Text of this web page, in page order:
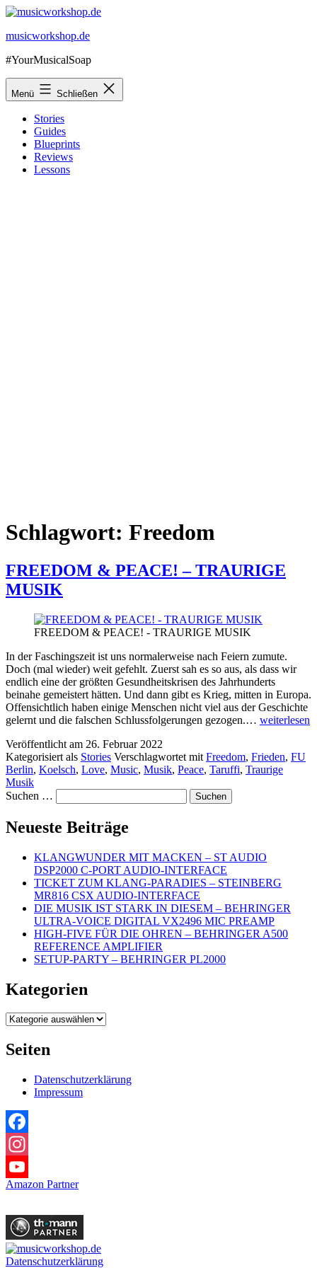
Zum
springen
musicworkshop.de
#YourMusicalSoap
Menü Schließen
Stories
Guides
Blueprints
Reviews
Lessons
Schlagwort: Freedom
FREEDOM & PEACE! – TRAURIGE
MUSIK
FREEDOM & PEACE! - TRAURIGE MUSIK
In der Faschingszeit ist uns normalerweise nach Feiern zumute.
Doch (mal wieder) weit gefehlt. Zuerst sah es so aus, als dass wir
endlich eine der größten Gesundheitskrisen des Jahrhunderts
beinahe gemeistert hätten. Und dann gibt es Krieg, mitten in Europa.
Offensichtlich haben einige Menschen nicht viel aus der Geschichte
gelernt und die falschen Schlussfolgerungen gezogen.… FREEDOM
–
TRAURIGE
weiterlesen
Veröffentlicht am 26. Februar 2022
Kategorisiert als Stories Verschlagwortet mit Freedom, Frieden, FU
Berlin, Koelsch, Love, Music, Musik, Peace, Taruffi, Traurige
Musik
Suchen …
Neueste Beiträge
KLANGWUNDER MIT MACKEN – ST AUDIO
DSP2000 C-PORT AUDIO-INTERFACE
TICKET ZUM KLANG-PARADIES – STEINBERG
MR816 CSX AUDIO-INTERFACE
DIE MUSIK IST STARK IN DIESEM – BEHRINGER
ULTRA-VOICE DIGITAL VX2496 MIC PREAMP
HIGH-FIVE FÜR DIE OHREN – BEHRINGER A500
REFERENCE AMPLIFIER
SETUP-PARTY – BEHRINGER PL2000
Kategorien
Kategorien
Seiten
Datenschutzerklärung
Impressum
Facebook
Instagram
YouTube
Amazon Partner
Datenschutzerklärung